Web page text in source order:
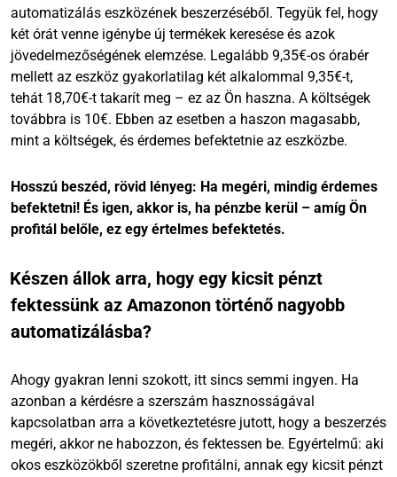
automatizálás eszközének beszerzéséből. Tegyük fel, hogy
két órát venne igénybe új termékek keresése és azok
jövedelmezőségének elemzése. Legalább 9,35€-os órabér
mellett az eszköz gyakorlatilag két alkalommal 9,35€-t,
tehát 18,70€-t takarít meg – ez az Ön haszna. A költségek
továbbra is 10€. Ebben az esetben a haszon magasabb,
mint a költségek, és érdemes befektetnie az eszközbe.
Hosszú beszéd, rövid lényeg: Ha megéri, mindig érdemes
befektetni! És igen, akkor is, ha pénzbe kerül – amíg Ön
profitál belőle, ez egy értelmes befektetés.
Készen állok arra, hogy egy kicsit pénzt
fektessünk az Amazonon történő nagyobb
automatizálásba?
Ahogy gyakran lenni szokott, itt sincs semmi ingyen. Ha
azonban a kérdésre a szerszám hasznosságával
kapcsolatban arra a következtetésre jutott, hogy a beszerzés
megéri, akkor ne habozzon, és fektessen be. Egyértelmű: aki
okos eszközökből szeretne profitálni, annak egy kicsit pénzt